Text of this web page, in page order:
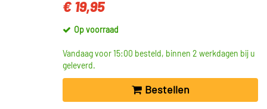
€ 19,95
Op voorraad
Vandaag voor 15:00 besteld, binnen 2 werkdagen bij u
geleverd.
Bestellen